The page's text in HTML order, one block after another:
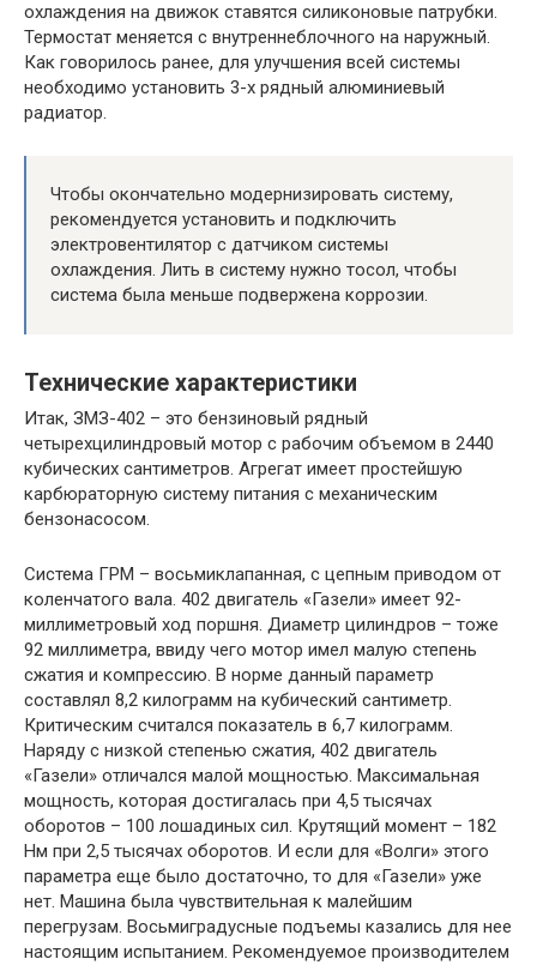
охлаждения на движок ставятся силиконовые патрубки.
Термостат меняется с внутреннеблочного на наружный.
Как говорилось ранее, для улучшения всей системы
необходимо установить 3-х рядный алюминиевый
радиатор.
Чтобы окончательно модернизировать систему,
рекомендуется установить и подключить
электровентилятор с датчиком системы
охлаждения. Лить в систему нужно тосол, чтобы
система была меньше подвержена коррозии.
Технические характеристики
Итак, ЗМЗ-402 – это бензиновый рядный
четырехцилиндровый мотор с рабочим объемом в 2440
кубических сантиметров. Агрегат имеет простейшую
карбюраторную систему питания с механическим
бензонасосом.
Система ГРМ – восьмиклапанная, с цепным приводом от
коленчатого вала. 402 двигатель «Газели» имеет 92-
миллиметровый ход поршня. Диаметр цилиндров – тоже
92 миллиметра, ввиду чего мотор имел малую степень
сжатия и компрессию. В норме данный параметр
составлял 8,2 килограмм на кубический сантиметр.
Критическим считался показатель в 6,7 килограмм.
Наряду с низкой степенью сжатия, 402 двигатель
«Газели» отличался малой мощностью. Максимальная
мощность, которая достигалась при 4,5 тысячах
оборотов – 100 лошадиных сил. Крутящий момент – 182
Нм при 2,5 тысячах оборотов. И если для «Волги» этого
параметра еще было достаточно, то для «Газели» уже
нет. Машина была чувствительная к малейшим
перегрузам. Восьмиградусные подъемы казались для нее
настоящим испытанием. Рекомендуемое производителем